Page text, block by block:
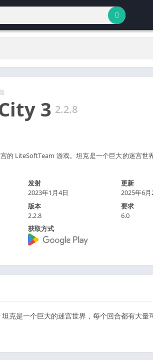
3 2.2.8
的 LiteSoftTeam 游戏。坦克是一个巨大的迷宫世
发射
2023年1月4日
更新
2025年6月
版本
2.2.8
要求
6.0
获取方式
克是一个巨大的迷宫世界，每个回合都有大量